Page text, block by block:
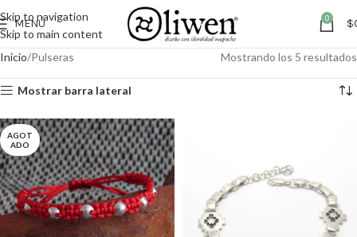
Skip to navigation
Skip to main content
MENÚ 0 $
Inicio Pulseras Mostrando los 5 resultados
Mostrar barra lateral
AGOT
ADO